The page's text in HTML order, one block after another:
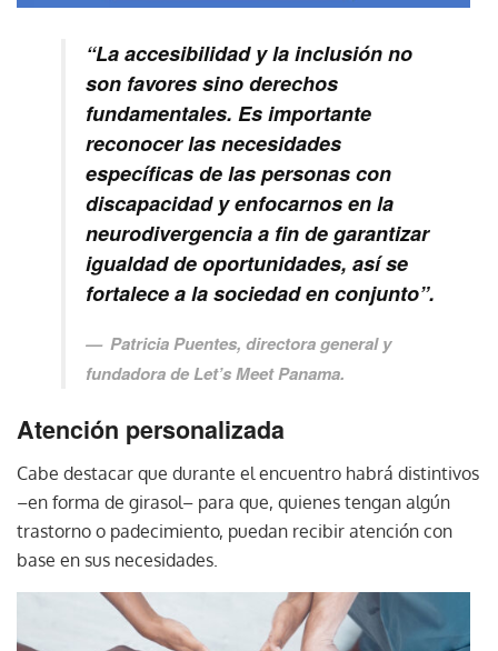
“La accesibilidad y la inclusión no
son favores sino derechos
fundamentales. Es importante
reconocer las necesidades
específicas de las personas con
discapacidad y enfocarnos en la
neurodivergencia a fin de garantizar
igualdad de oportunidades, así se
fortalece a la sociedad en conjunto”.
Patricia Puentes, directora general y
fundadora de Let’s Meet Panama.
Atención personalizada
Cabe destacar que durante el encuentro habrá distintivos
–en forma de girasol– para que, quienes tengan algún
trastorno o padecimiento, puedan recibir atención con
base en sus necesidades.